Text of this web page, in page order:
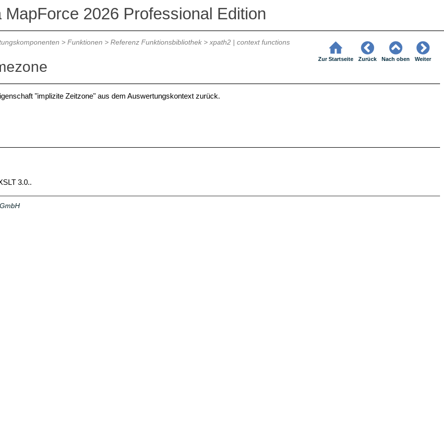
MapForce 2026 Professional Edition
> Funktionen > Referenz Funktionsbibliothek> xpath2 | context functions
Zur Startseite Zurück Nach oben Weiter
"implizite Zeitzone" aus dem Auswertungskontext zurück.
3.0..